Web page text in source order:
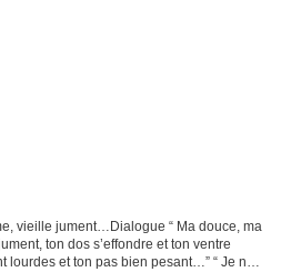
vieille jument…Dialogue “ Ma douce, ma
ton dos s’effondre et ton ventre
et ton pas bien pesant…” “ Je ne